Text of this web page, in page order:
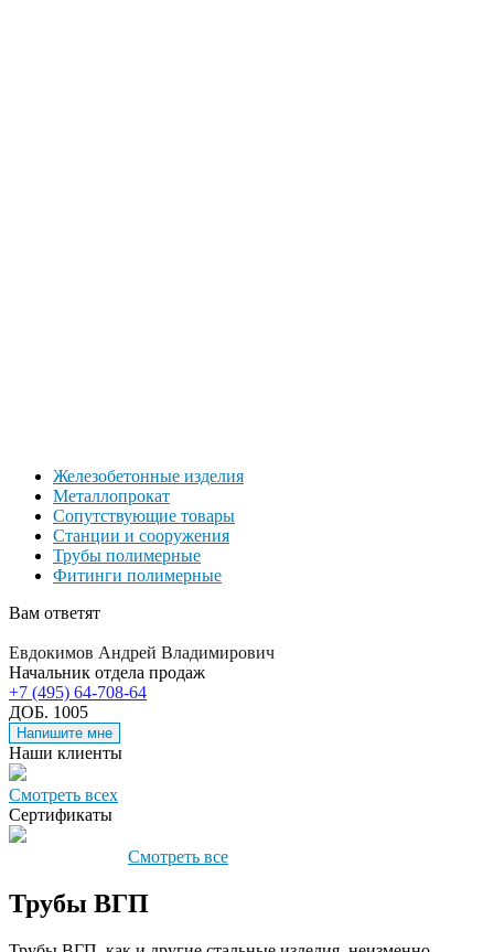
Железобетонные изделия
Металлопрокат
Сопутствующие товары
Станции и сооружения
Трубы полимерные
Фитинги полимерные
Вам ответят
Евдокимов Андрей Владимирович
Начальник отдела продаж
+7 (495) 64-708-64
ДОБ. 1005
Напишите мне
Наши клиенты
Смотреть всех
Сертификаты
Смотреть все
Трубы ВГП